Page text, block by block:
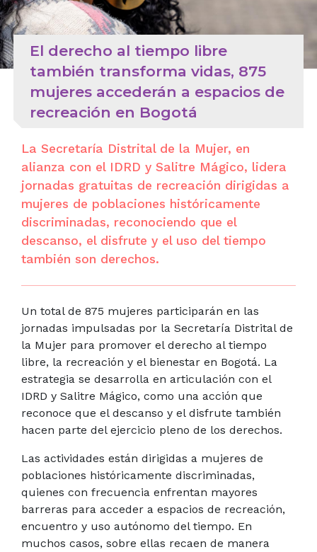
El derecho al tiempo libre
también transforma vidas, 875
mujeres accederán a espacios de
recreación en Bogotá
La Secretaría Distrital de la Mujer, en
alianza con el IDRD y Salitre Mágico, lidera
jornadas gratuitas de recreación dirigidas a
mujeres de poblaciones históricamente
discriminadas, reconociendo que el
descanso, el disfrute y el uso del tiempo
también son derechos.
Un total de 875 mujeres participarán en las
jornadas impulsadas por la Secretaría Distrital de
la Mujer para promover el derecho al tiempo
libre, la recreación y el bienestar en Bogotá. La
estrategia se desarrolla en articulación con el
IDRD y Salitre Mágico, como una acción que
reconoce que el descanso y el disfrute también
hacen parte del ejercicio pleno de los derechos.
Las actividades están dirigidas a mujeres de
poblaciones históricamente discriminadas,
quienes con frecuencia enfrentan mayores
barreras para acceder a espacios de recreación,
encuentro y uso autónomo del tiempo. En
muchos casos, sobre ellas recaen de manera